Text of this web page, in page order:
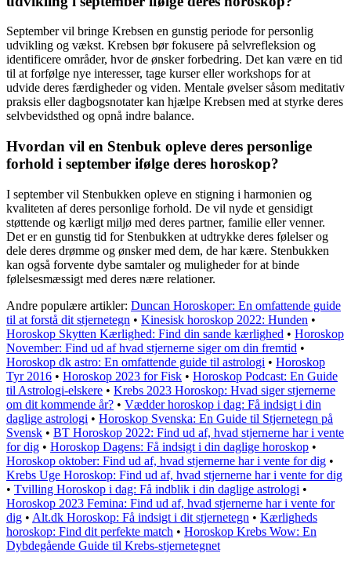
September vil bringe Krebsen en gunstig periode for personlig
udvikling og vækst. Krebsen bør fokusere på selvrefleksion og
identificere områder, hvor de ønsker forbedring. Det kan være en tid
til at forfølge nye interesser, tage kurser eller workshops for at
udvide deres færdigheder og viden. Mentale øvelser såsom meditativ
praksis eller dagbogsnotater kan hjælpe Krebsen med at styrke deres
selvbevidsthed og opnå indre balance.
Hvordan vil en Stenbuk opleve deres personlige
forhold i september ifølge deres horoskop?
I september vil Stenbukken opleve en stigning i harmonien og
kvaliteten af deres personlige forhold. De vil nyde et gensidigt
støttende og kærligt miljø med deres partner, familie eller venner.
Det er en gunstig tid for Stenbukken at udtrykke deres følelser og
dele deres drømme og ønsker med dem, de har kære. Stenbukken
kan også forvente dybe samtaler og muligheder for at binde
følelsesmæssigt med deres nære relationer.
Andre populære artikler: Duncan Horoskoper: En omfattende guide
til at forstå dit stjernetegn • Kinesisk horoskop 2022: Hunden •
Horoskop Skytten Kærlighed: Find din sande kærlighed • Horoskop
November: Find ud af hvad stjernerne siger om din fremtid •
Horoskop dk astro: En omfattende guide til astrologi • Horoskop
Tyr 2016 • Horoskop 2023 for Fisk • Horoskop Podcast: En Guide
til Astrologi-elskere • Krebs 2023 Horoskop: Hvad siger stjernerne
om dit kommende år? • Vædder horoskop i dag: Få indsigt i din
daglige astrologi • Horoskop Svenska: En Guide til Stjernetegn på
Svensk • BT Horoskop 2022: Find ud af, hvad stjernerne har i vente
for dig • Horoskop Dagens: Få indsigt i din daglige horoskop •
Horoskop oktober: Find ud af, hvad stjernerne har i vente for dig •
Krebs Uge Horoskop: Find ud af, hvad stjernerne har i vente for dig
• Tvilling Horoskop i dag: Få indblik i din daglige astrologi •
Horoskop 2023 Femina: Find ud af, hvad stjernerne har i vente for
dig • Alt.dk Horoskop: Få indsigt i dit stjernetegn • Kærligheds
horoskop: Find dit perfekte match • Horoskop Krebs Wow: En
Dybdegående Guide til Krebs-stjernetegnet